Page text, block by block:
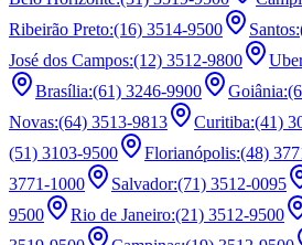
Ribeirão Preto:(16) 3514-9500 Santos:
José dos Campos:(12) 3512-9800
Brasília:(61) 3246-9900 Goiânia:
Novas:(64) 3513-9813 Curitiba:(41)
(51) 3103-9500
Florianópolis:(48)
3771-1000
Salvador:(71) 3512-0095
9500
Rio de Janeiro:(21) 3512-9500